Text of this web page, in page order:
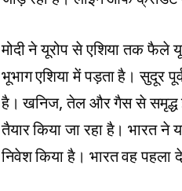
मोदी ने यूरोप से एशिया तक फैले
भूभाग एशिया में पड़ता है। सुदूर
है। खनिज, तेल और गैस से समृद्ध
तैयार किया जा रहा है। भारत ने
निवेश किया है। भारत वह पहला